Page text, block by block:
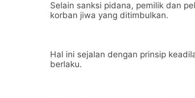
Selain sanksi pidana, pemilik dan
korban jiwa yang ditimbulkan.
Hal ini sejalan dengan prinsip
berlaku.